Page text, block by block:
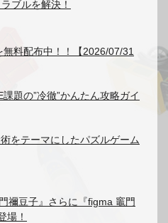
ブルを解決！
料配布中！！【2026/07/31
題の”冷徹”かんたん攻略ガイ
をテーマにしたパズルゲーム
禰豆子』さらに『figma 竈門
場！